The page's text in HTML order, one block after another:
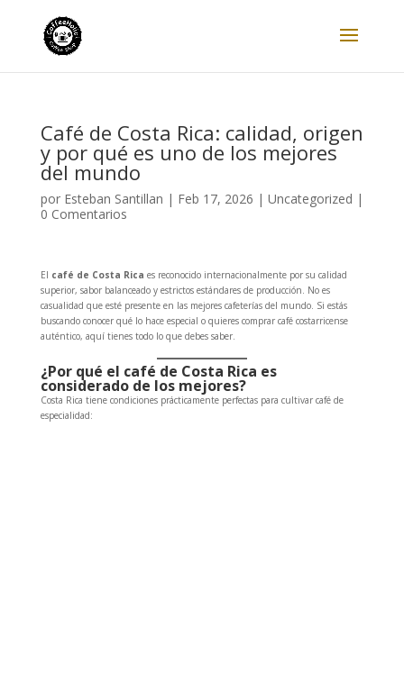
Café de Costa Rica: calidad, origen
y por qué es uno de los mejores
del mundo
por Esteban Santillan | Feb 17, 2026 | Uncategorized |
0 Comentarios
El café de Costa Rica es reconocido internacionalmente por su calidad
superior, sabor balanceado y estrictos estándares de producción. No es
casualidad que esté presente en las mejores cafeterías del mundo. Si estás
buscando conocer qué lo hace especial o quieres comprar café costarricense
auténtico, aquí tienes todo lo que debes saber.
¿Por qué el café de Costa Rica es
considerado de los mejores?
Costa Rica tiene condiciones prácticamente perfectas para cultivar café de
especialidad: